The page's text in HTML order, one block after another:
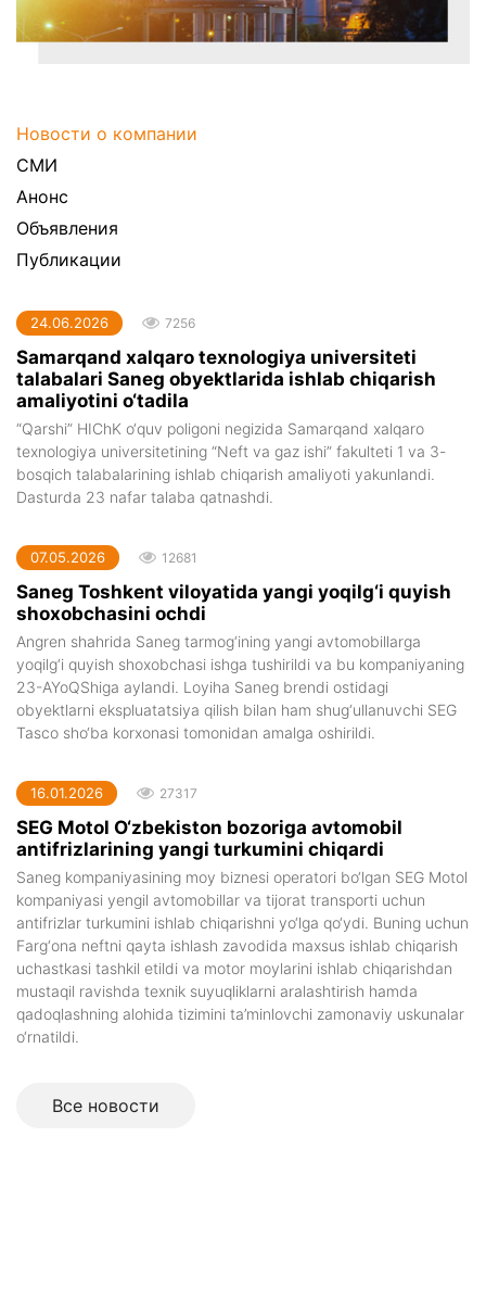
Новости о компании
СМИ
Анонс
Объявления
Публикации
24.06.2026 7256
Samarqand xalqaro texnologiya universiteti
talabalari Saneg obyektlarida ishlab chiqarish
amaliyotini o‘tadila
“Qarshi” HIChK o‘quv poligoni negizida Samarqand xalqaro
texnologiya universitetining “Neft va gaz ishi” fakulteti 1 va 3-
bosqich talabalarining ishlab chiqarish amaliyoti yakunlandi.
Dasturda 23 nafar talaba qatnashdi.
07.05.2026 12681
Saneg Toshkent viloyatida yangi yoqilg‘i quyish
shoxobchasini ochdi
Angren shahrida Saneg tarmog‘ining yangi avtomobillarga
yoqilg‘i quyish shoxobchasi ishga tushirildi va bu kompaniyaning
23-AYoQShiga aylandi. Loyiha Saneg brendi ostidagi
obyektlarni ekspluatatsiya qilish bilan ham shug‘ullanuvchi SEG
Tasco sho‘ba korxonasi tomonidan amalga oshirildi.
16.01.2026 27317
SEG Motol O‘zbekiston bozoriga avtomobil
antifrizlarining yangi turkumini chiqardi
Saneg kompaniyasining moy biznesi operatori bo‘lgan SEG Motol
kompaniyasi yengil avtomobillar va tijorat transporti uchun
antifrizlar turkumini ishlab chiqarishni yo‘lga qo‘ydi. Buning uchun
Farg‘ona neftni qayta ishlash zavodida maxsus ishlab chiqarish
uchastkasi tashkil etildi va motor moylarini ishlab chiqarishdan
mustaqil ravishda texnik suyuqliklarni aralashtirish hamda
qadoqlashning alohida tizimini ta’minlovchi zamonaviy uskunalar
o‘rnatildi.
Все новоcти